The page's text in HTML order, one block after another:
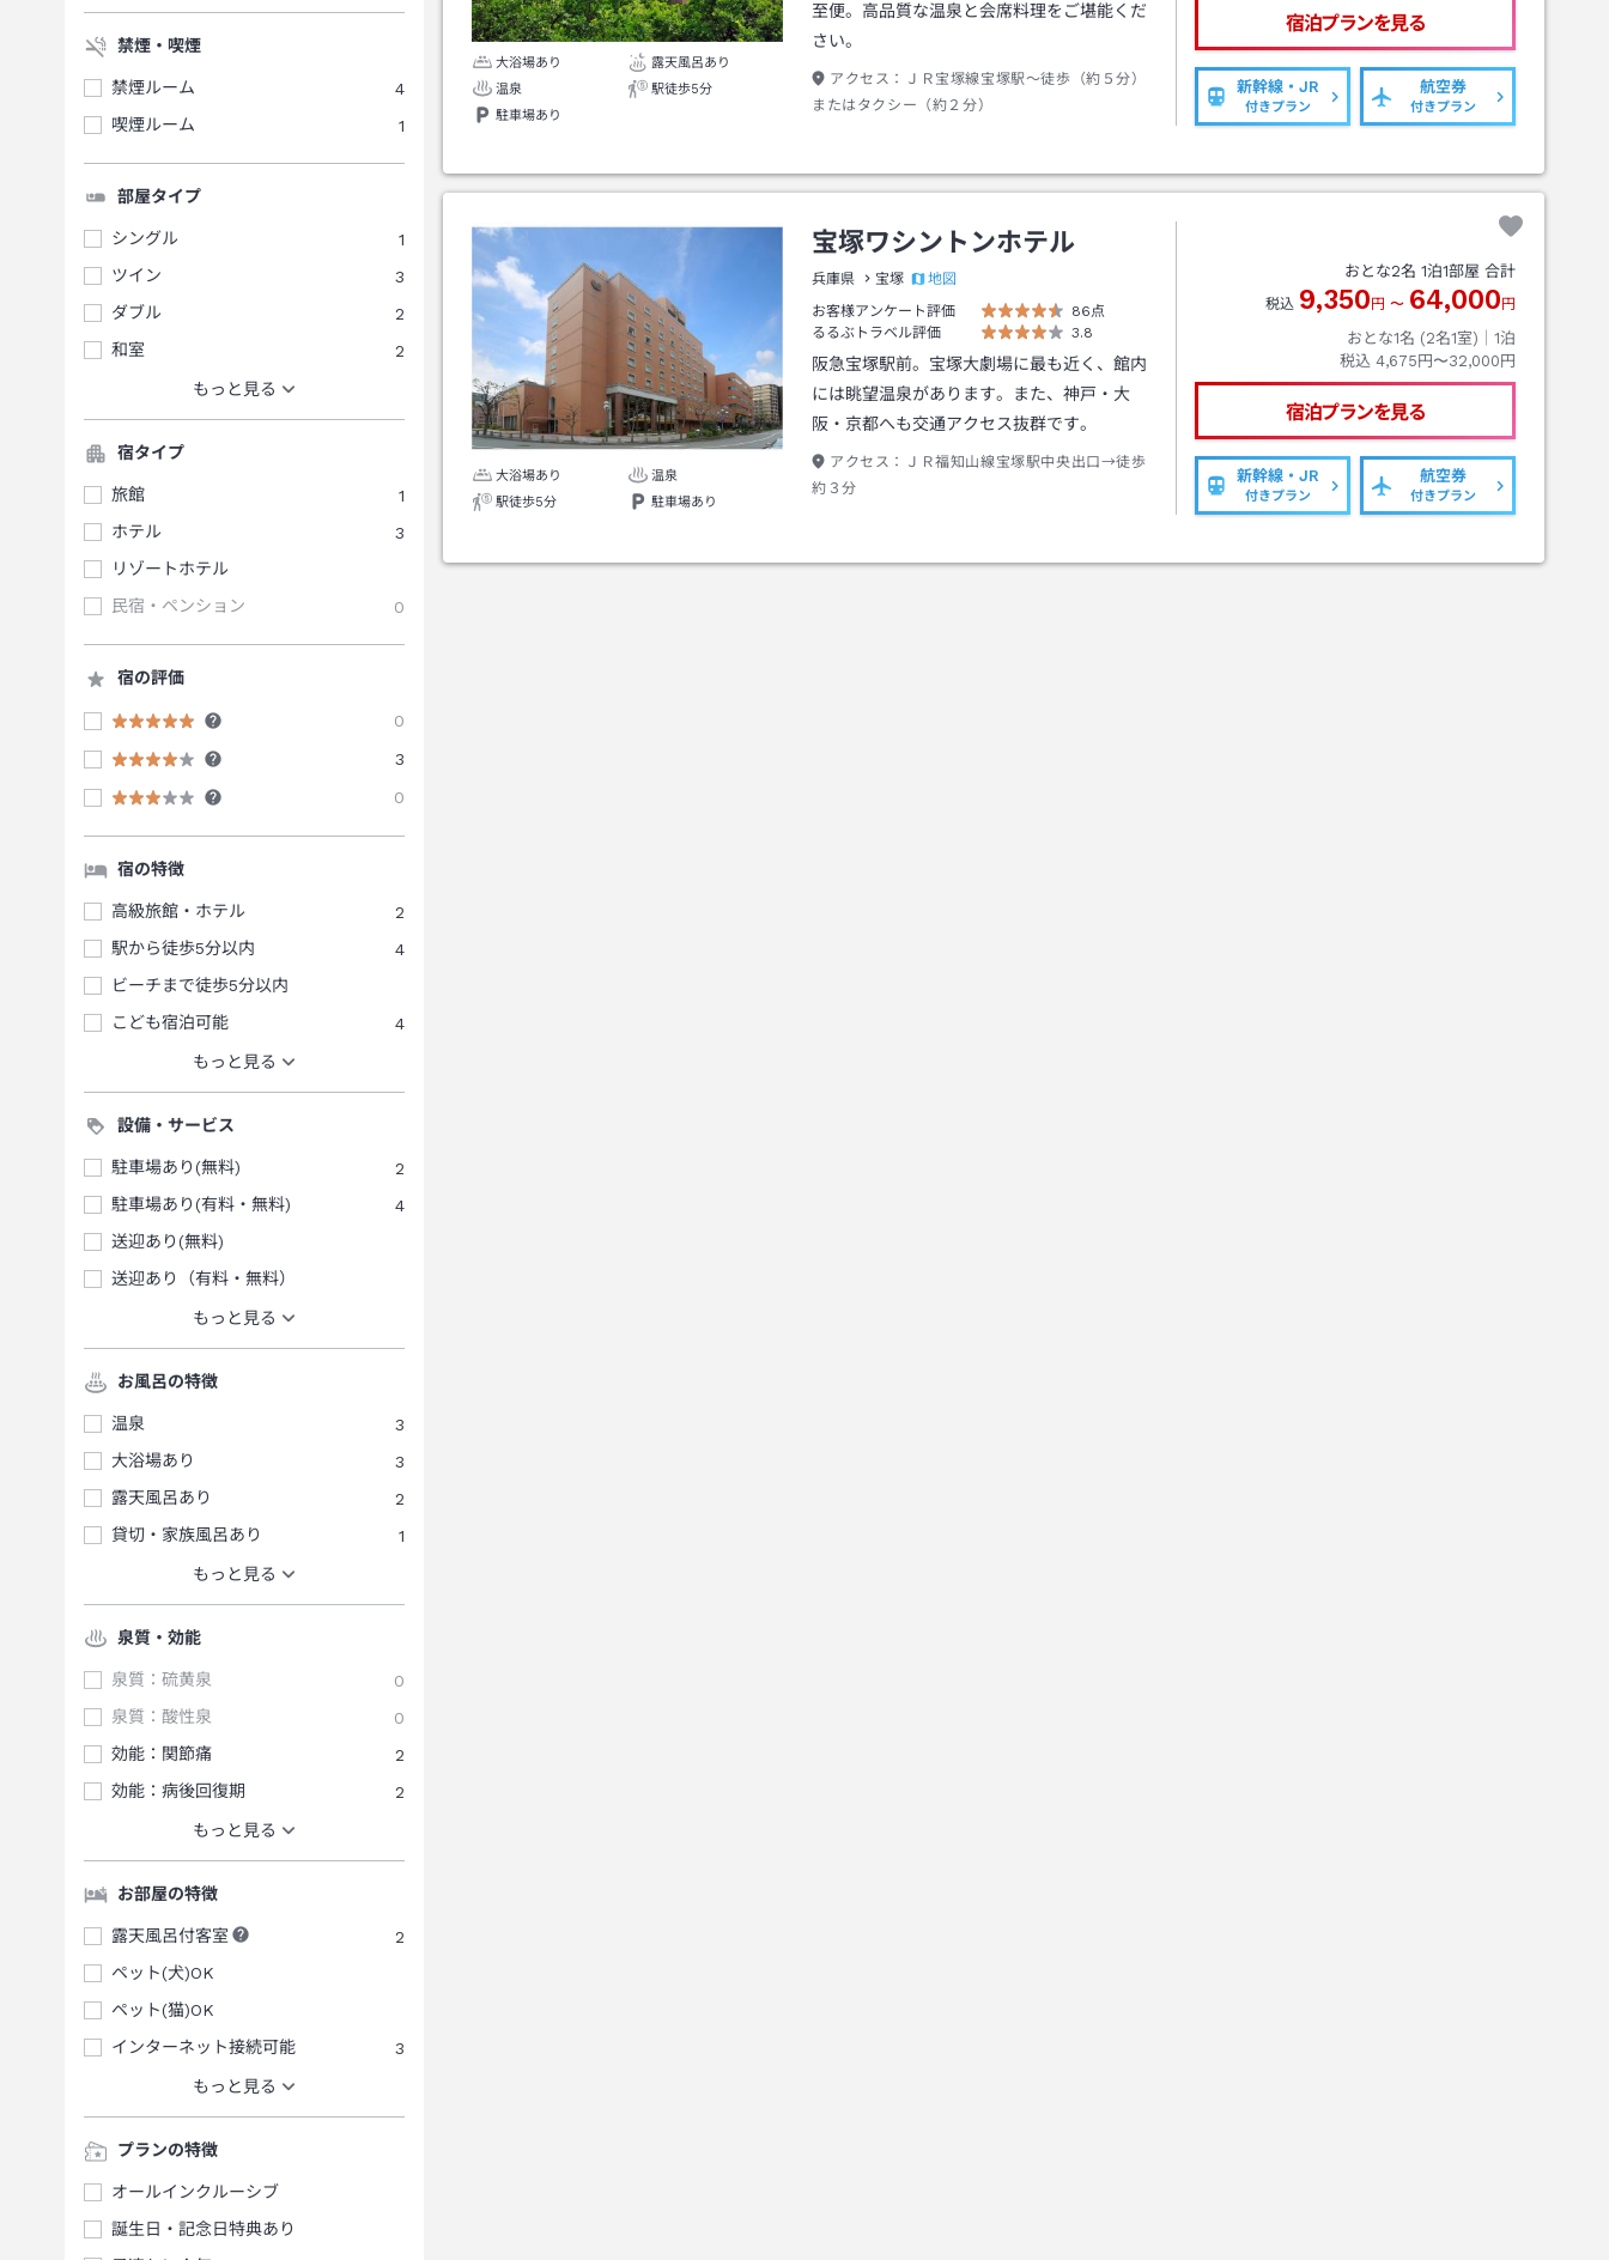
禁煙・喫煙
禁煙ルーム
4
喫煙ルーム
1
部屋タイプ
シングル
1
ツイン
3
ダブル
2
和室
2
もっと見る
宿タイプ
旅館
1
ホテル
3
リゾートホテル
民宿・ペンション
0
宿の評価
0
3
0
宿の特徴
高級旅館・ホテル
2
駅から徒歩5分以内
4
ビーチまで徒歩5分以内
こども宿泊可能
4
もっと見る
設備・サービス
駐車場あり(無料)
2
駐車場あり(有料・無料)
4
送迎あり(無料)
送迎あり（有料・無料）
もっと見る
お風呂の特徴
温泉
3
大浴場あり
3
露天風呂あり
2
貸切・家族風呂あり
1
もっと見る
泉質・効能
泉質：硫黄泉
0
泉質：酸性泉
0
効能：関節痛
2
効能：病後回復期
2
もっと見る
お部屋の特徴
露天風呂付客室
2
ペット(犬)OK
ペット(猫)OK
インターネット接続可能
3
もっと見る
プランの特徴
オールインクルーシブ
誕生日・記念日特典あり
大浴場あり
露天風呂あり
温泉
駅徒歩5分
駐車場あり
至便。高品質な温泉と会席料理をご堪能くだ
さい。
アクセス：
ＪＲ宝塚線宝塚駅～徒歩（約５分）
またはタクシー（約２分）
宿泊プランを見る
新幹線・JR
付きプラン
航空券
付きプラン
大浴場あり
温泉
駅徒歩5分
駐車場あり
宝塚ワシントンホテル
兵庫県 宝塚
地図
お客様アンケート評価
86点
るるぶトラベル評価
3.8
阪急宝塚駅前。宝塚大劇場に最も近く、館内
には眺望温泉があります。また、神戸・大
阪・京都へも交通アクセス抜群です。
アクセス：
ＪＲ福知山線宝塚駅中央出口→徒歩
約３分
おとな2名 1泊1部屋 合計
税込 9,350 円 〜 64,000 円
おとな1名 (2名1室)｜ 1泊
税込 4,675円〜32,000円
宿泊プランを見る
新幹線・JR
付きプラン
航空券
付きプラン